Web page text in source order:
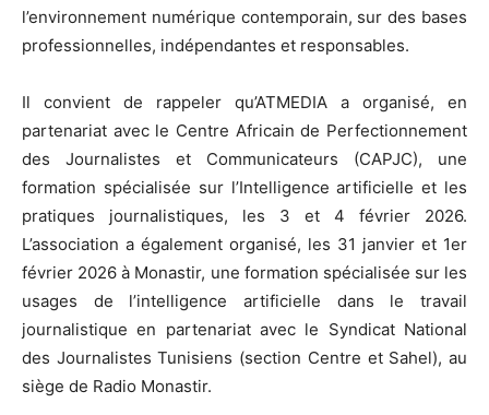
l’environnement numérique contemporain, sur des bases
professionnelles, indépendantes et responsables.
Il convient de rappeler qu’ATMEDIA a organisé, en
partenariat avec le Centre Africain de Perfectionnement
des Journalistes et Communicateurs (CAPJC), une
formation spécialisée sur l’Intelligence artificielle et les
pratiques journalistiques, les 3 et 4 février 2026.
L’association a également organisé, les 31 janvier et 1er
février 2026 à Monastir, une formation spécialisée sur les
usages de l’intelligence artificielle dans le travail
journalistique en partenariat avec le Syndicat National
des Journalistes Tunisiens (section Centre et Sahel), au
siège de Radio Monastir.